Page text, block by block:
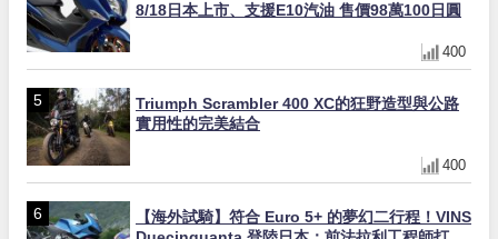
8/18日本上市、支援E10汽油 售價98萬100日圓
400
Triumph Scrambler 400 XC的狂野造型與公路
實用性的完美結合
400
【海外試騎】符合 Euro 5+ 的夢幻二行程！VINS